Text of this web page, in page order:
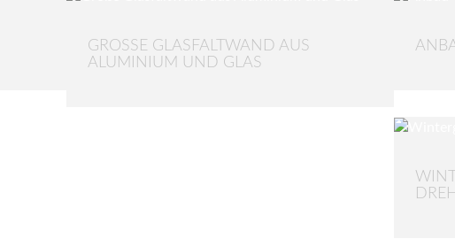
GROSSE GLASFALTWAND AUS A
LUMINIUM UND GLAS